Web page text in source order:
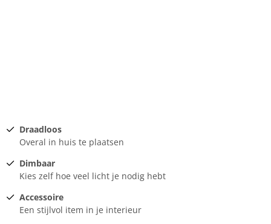
Draadloos
Overal in huis te plaatsen
Dimbaar
Kies zelf hoe veel licht je nodig hebt
Accessoire
Een stijlvol item in je interieur